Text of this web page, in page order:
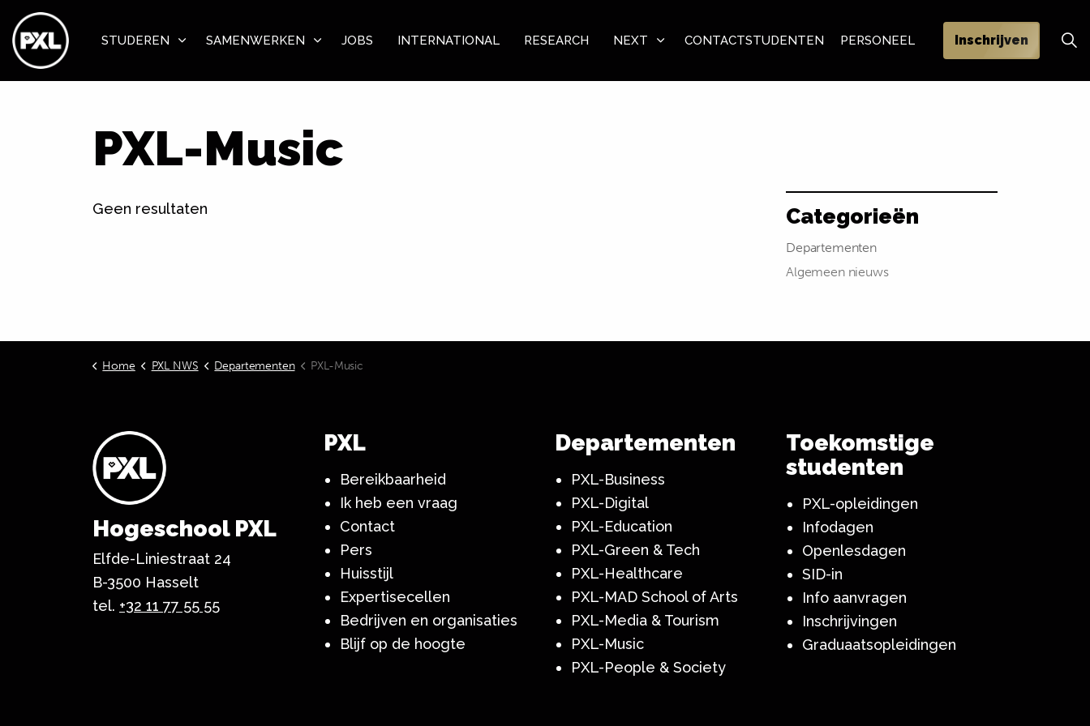
STUDEREN SAMENWERKEN JOBS INTERNATIONAL RESEARCH NEXT CONTACTSTUDENTEN PERSONEEL Inschrijven
PXL-Music
Geen resultaten Categorieën
Departementen
Algemeen nieuws
Home PXL NWS Departementen PXL-Music
Hogeschool PXL
Elfde-Liniestraat 24
B-3500 Hasselt
tel. +32 11 77 55 55
PXL
Bereikbaarheid
Ik heb een vraag
Contact
Pers
Huisstijl
Expertisecellen
Bedrijven en organisaties
Blijf op de hoogte
Departementen
PXL-Business
PXL-Digital
PXL-Education
PXL-Green & Tech
PXL-Healthcare
PXL-MAD School of Arts
PXL-Media & Tourism
PXL-Music
PXL-People & Society
Toekomstige
studenten
PXL-opleidingen
Infodagen
Openlesdagen
SID-in
Info aanvragen
Inschrijvingen
Graduaatsopleidingen